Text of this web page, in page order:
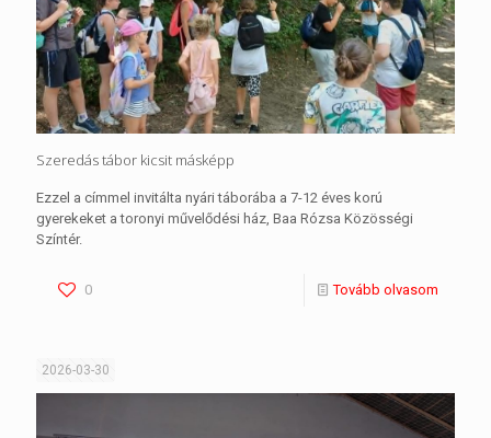
Szeredás tábor kicsit másképp
Ezzel a címmel invitálta nyári táborába a 7-12 éves korú
gyerekeket a toronyi művelődési ház, Baa Rózsa Közösségi
Színtér.
0 Tovább olvasom
2026-03-30